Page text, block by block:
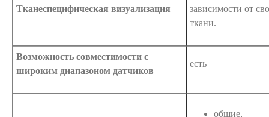
Тканеспецифическая визуализация
зависимости от
ткани.
Возможность совместимости с
широким диапазоном датчиков
есть
общие,